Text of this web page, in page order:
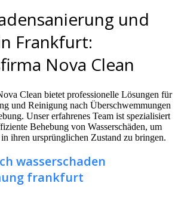
und
Frankfurt:
Nova Clean
Clean bietet professionelle Lösungen für
und Reinigung nach Überschwemmungen
Unser erfahrenes Team ist spezialisiert
Behebung von Wasserschäden, um
ihren ursprünglichen Zustand zu bringen.